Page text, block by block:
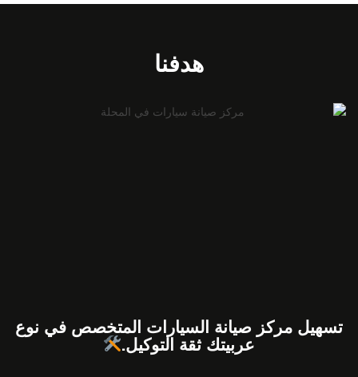
هدفنا
تسهيل مركز صيانة السيارات المتخصص في نوع
عربيتك ثقة التوكيل.